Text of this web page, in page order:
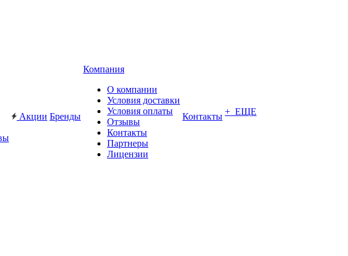
Акции Бренды
Компания
О компании
Условия доставки
Условия оплаты
Отзывы
Контакты
Партнеры
Лицензии
Контакты + ЕЩЕ